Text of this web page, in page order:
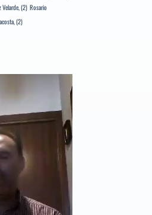
Velarde,(2) Rosario
(2)